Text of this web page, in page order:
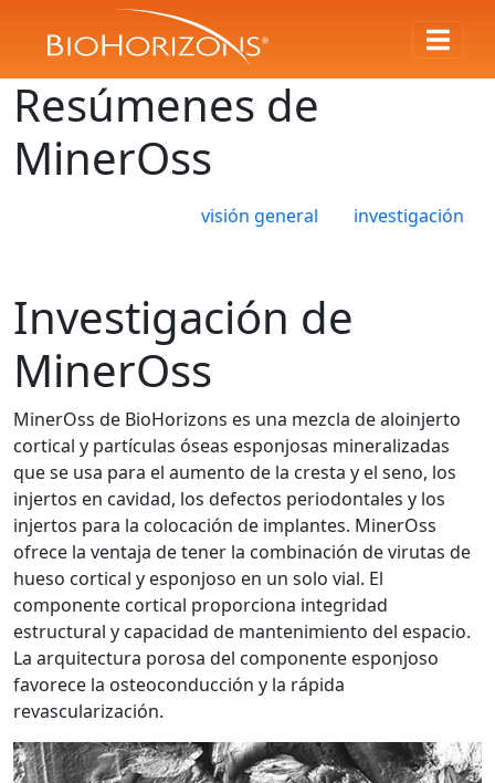
Resúmenes de
MinerOss
visión general investigación
Investigación de
MinerOss
MinerOss de BioHorizons es una mezcla de aloinjerto
cortical y partículas óseas esponjosas mineralizadas
que se usa para el aumento de la cresta y el seno, los
injertos en cavidad, los defectos periodontales y los
injertos para la colocación de implantes. MinerOss
ofrece la ventaja de tener la combinación de virutas de
hueso cortical y esponjoso en un solo vial. El
componente cortical proporciona integridad
estructural y capacidad de mantenimiento del espacio.
La arquitectura porosa del componente esponjoso
favorece la osteoconducción y la rápida
revascularización.